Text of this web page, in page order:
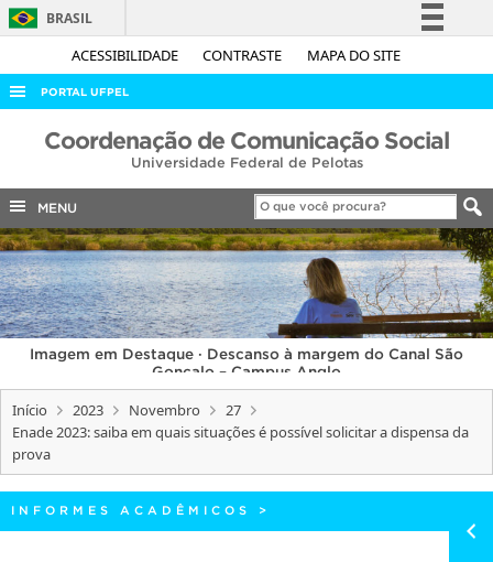
ACESSIBILIDADE CONTRASTE MAPA DO SITE
BRASIL
Simplifique!
Acesso à informação
Legislação
Canais
PORTAL UFPEL
ACESSO À INFORMAÇÃO
COBALTO
CONCURSOS
EDITAIS
INTERNACIONAL
OUVIDORIA
PORTARIAS
TELEFONES
Coordenação de Comunicação Social
Universidade Federal de Pelotas
MENU
Imagem em Destaque · Descanso à margem do Canal São
Gonçalo – Campus Anglo
Início 2023 Novembro
27
Enade 2023: saiba em quais situações é possível solicitar a dispensa da
prova
INFORMES ACADÊMICOS >